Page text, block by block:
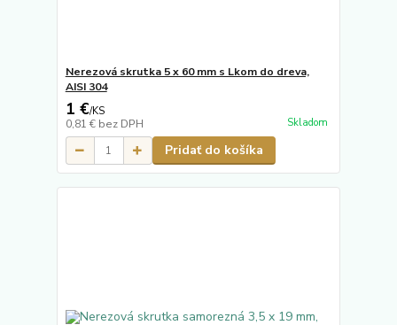
Nerezová skrutka 5 x 60 mm s Lkom do dreva,
AISI 304
1 €/KS
0,81 € bez DPH Skladom
Pridať do košíka